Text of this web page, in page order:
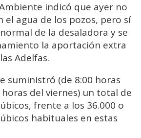
indicó que ayer no
el agua de los pozos, pero sí
de la desaladora y se
la aportación extra
Adelfas.
suministró (de 8:00 horas
horas del viernes) un total de
frente a los 36.000 o
habituales en estas